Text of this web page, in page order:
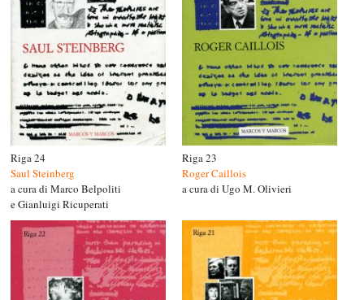
Riga 24
Saul Steinberg
a cura di Marco Belpoliti
e Gianluigi Ricuperati
Riga 23
Roger Caillois
a cura di Ugo M. Olivieri